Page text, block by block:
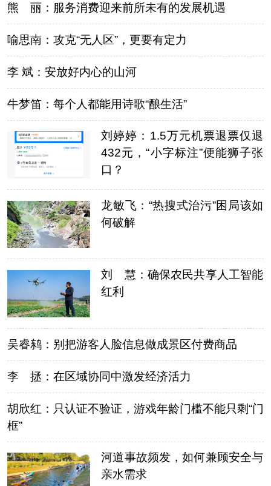
熊 丽：服务消费迎来前所未有的发展机遇
喻思南：攻克“无人区”，更要有定力
李 斌：安放好内心的山河
牛梦笛：每个人都能用诗歌“酿生活”
刘婷婷：1.5万元机票退票仅退
432元，“小字标注”便能狮子张
口？
龙敏飞：“热搜式治污”困局该如
何破解
刘 慧：确保农民共享人工智能
红利
吴睿鸫：别把游客人脸信息做成景区付费商品
李 拯：在区域协同中激发经济活力
胡欣红：只认证不验证，游戏年龄门槛不能只剩“门
框”
河道事故频发，如何兼顾安全与
亲水需求